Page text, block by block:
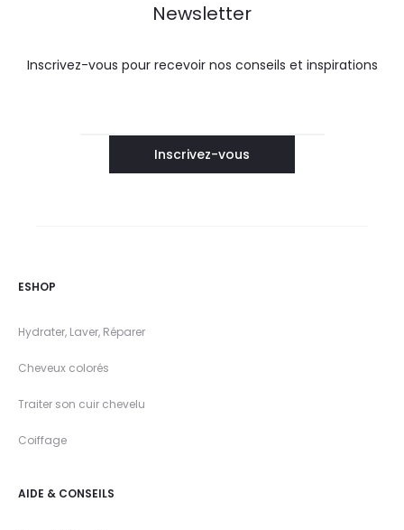
Newsletter
Inscrivez-vous pour recevoir nos conseils et inspirations
ESHOP
Hydrater, Laver, Réparer
Cheveux colorés
Traiter son cuir chevelu
Coiffage
AIDE & CONSEILS